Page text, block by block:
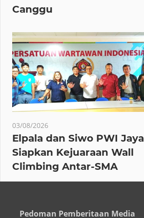
Canggu
03/08/2026
Elpala dan Siwo PWI Jaya
Siapkan Kejuaraan Wall
Climbing Antar-SMA
Pedoman Pemberitaan Media